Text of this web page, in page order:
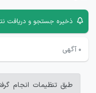
ذخیره جستجو و دریافت
۰ آگهی
طبق تنظیمات انجام